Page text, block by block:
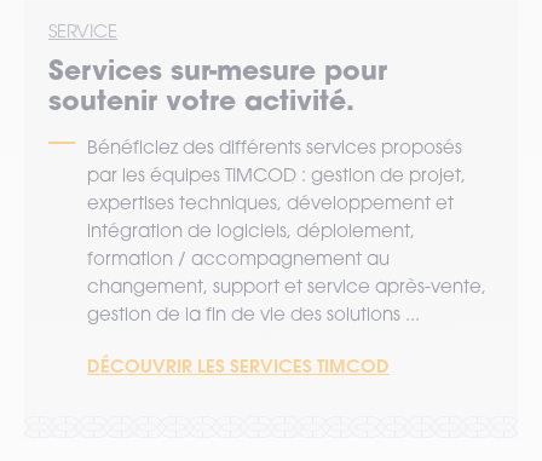
SERVICE
Services sur-mesure pour
soutenir votre activité.
Bénéficiez des différents services proposés
par les équipes TIMCOD : gestion de projet,
expertises techniques, développement et
intégration de logiciels, déploiement,
formation / accompagnement au
changement, support et service après-vente,
gestion de la fin de vie des solutions ...
DÉCOUVRIR LES SERVICES TIMCOD